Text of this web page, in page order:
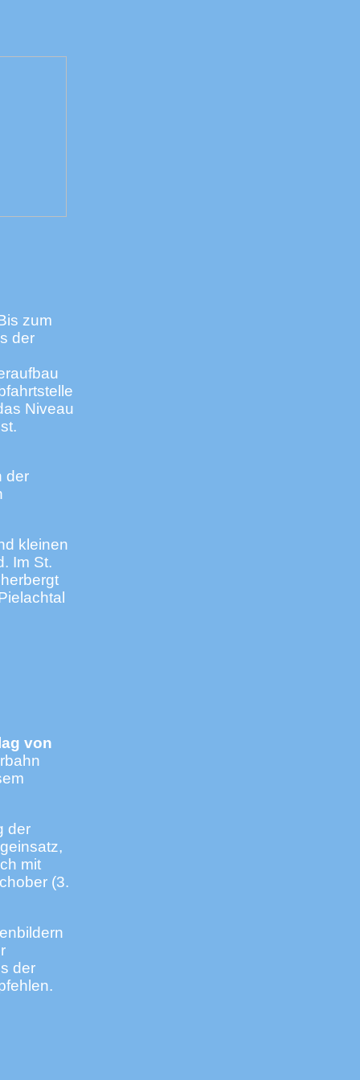
zum
der
Niveau
der
kleinen
Im St.
von
der
mit
(3.
der